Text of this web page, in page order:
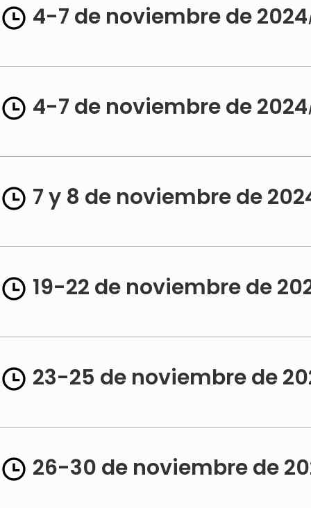
4-7 de noviembre de 2024
4-7 de noviembre de 2024
7 y 8 de noviembre de
19-22 de noviembre de
23-25 ​​de noviembre de
26-30 de noviembre de